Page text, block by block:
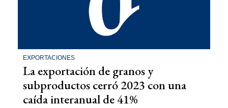
EXPORTACIONES
La exportación de granos y
subproductos cerró 2023 con una
caída interanual de 41%